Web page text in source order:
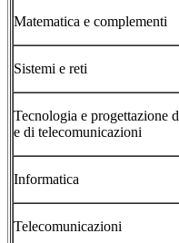
Matematica e complementi
Sistemi e reti
Tecnologia e progettazione
e di telecomunicazioni
Informatica
Telecomunicazioni